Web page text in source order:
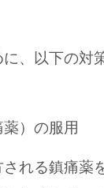
、以下の対
薬）の服用
れる鎮痛薬